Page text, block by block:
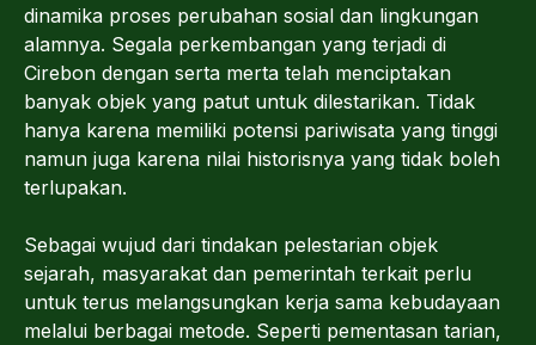
dinamika proses perubahan sosial dan lingkungan
alamnya. Segala perkembangan yang terjadi di
Cirebon dengan serta merta telah menciptakan
banyak objek yang patut untuk dilestarikan. Tidak
hanya karena memiliki potensi pariwisata yang tinggi
namun juga karena nilai historisnya yang tidak boleh
terlupakan.
Sebagai wujud dari tindakan pelestarian objek
sejarah, masyarakat dan pemerintah terkait perlu
untuk terus melangsungkan kerja sama kebudayaan
melalui berbagai metode. Seperti pementasan tarian,